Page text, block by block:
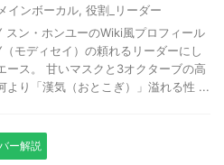
インボーカル 役割_リーダー
スン・ホンユーのWiki風プロフィール
モディセイ）の頼れるリーダーにし
ース。 甘いマスクと3オクターブの高
より「漢気（おとこぎ）」溢れる性 ...
ー解説